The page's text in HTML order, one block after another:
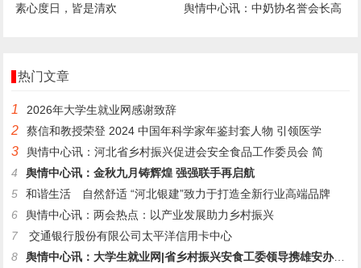
素心度日，皆是清欢
舆情中心讯：中奶协名誉会长高
热门文章
1 2026年大学生就业网感谢致辞
2 蔡信和教授荣登 2024 中国年科学家年鉴封套人物 引领医学
3
舆情中心讯：河北省乡村振兴促进会安全食品工作委员会 简
4
舆情中心讯：金秋九月铸辉煌 强强联手再启航
5
和谐生活 自然舒适 “河北银建”致力于打造全新行业高端品牌
6
舆情中心讯：两会热点：以产业发展助力乡村振兴
7
交通银行股份有限公司太平洋信用卡中心
8
舆情中心讯：大学生就业网|省乡村振兴安食工委领导携雄安办同仁